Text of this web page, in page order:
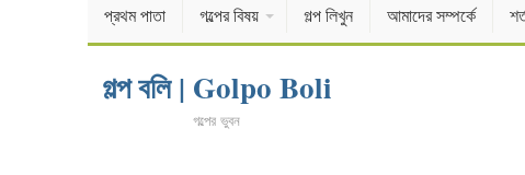
প্রথম পাতা গল্পের বিষয় গল্প লিখুন আমাদের সম্পর্কে
গল্প বলি | Golpo Boli
গল্পের ভুবন